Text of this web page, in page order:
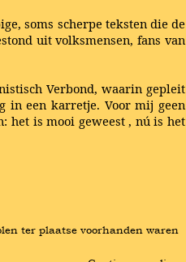
soms scherpe teksten die de
uit volksmensen, fans van
Verbond, waarin gepleit
in een karretje. Voor mij geen
het is mooi geweest , nú is het
ter plaatse voorhanden waren